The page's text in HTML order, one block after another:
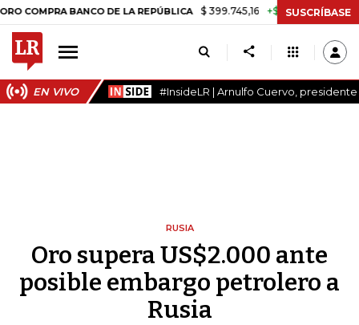
BANCO DE LA REPÚBLICA $ 399.745,16 +$ 2.295,71 +0,58%
SUSCRÍBASE
EN VIVO #InsideLR | Arnulfo Cuervo,
RUSIA
Oro supera US$2.000 ante
posible embargo petrolero a
Rusia